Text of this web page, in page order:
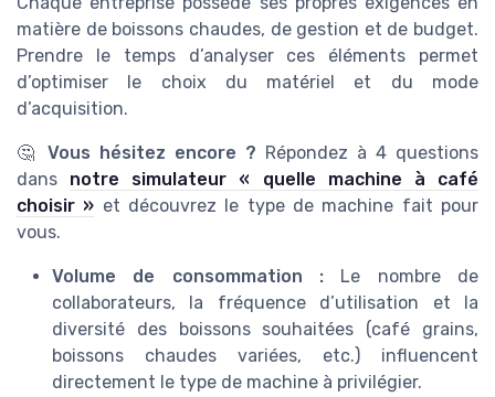
matière de boissons chaudes, de gestion et de budget.
Prendre le temps d’analyser ces éléments permet
d’optimiser le choix du matériel et du mode
d’acquisition.
🤔 Vous hésitez encore ? Répondez à 4 questions
dans notre simulateur « quelle machine à café
choisir » et découvrez le type de machine fait pour
vous.
Volume de consommation : Le nombre de
collaborateurs, la fréquence d’utilisation et la
diversité des boissons souhaitées (café grains,
boissons chaudes variées, etc.) influencent
directement le type de machine à privilégier.